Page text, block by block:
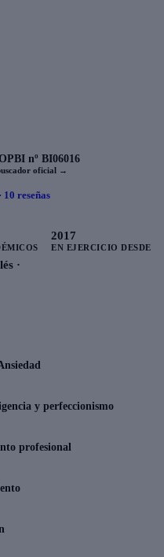
nº BI06016
oficial →
· 10 reseñas
2017
EN EJERCICIO DESDE
·
y perfeccionismo
profesional